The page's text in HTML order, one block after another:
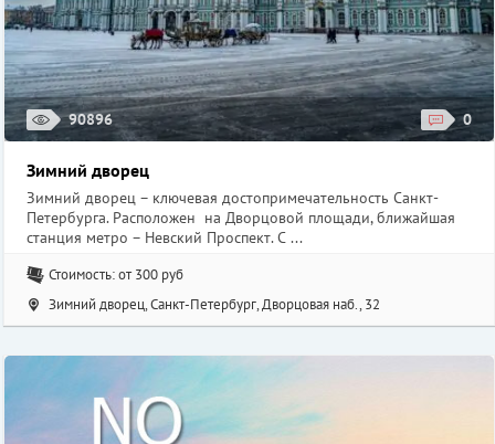
90896 0
Зимний дворец
Зимний дворец – ключевая достопримечательность Санкт-
Петербурга. Расположен на Дворцовой площади, ближайшая
станция метро – Невский Проспект. С ...
Стоимость: от 300 руб
Зимний дворец, Санкт-Петербург, Дворцовая наб., 32